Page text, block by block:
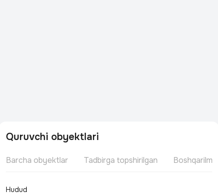
Quruvchi obyektlari
Barcha obyektlar Tadbirga topshirilgan
Hudud